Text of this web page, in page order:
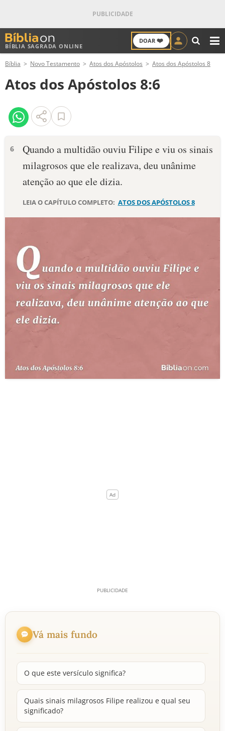
BÍBLIA SAGRADA ONLINE
DOAR ❤️
ANTIGO TESTAMENTO
NOVO TESTAMENTO
VERSÍCULOS
PALAVRA DO DIA
DEVOCIONAL DIÁRIO
10 MANDAMENTOS
ESTUDOS BÍBLICOS
TEMAS
TERMO BÍBLICO JOGOS
Bíblia Novo Testamento Atos dos Apóstolos Atos dos Apóstolos 8
Atos dos Apóstolos 8:6
6
Quando a multidão ouviu Filipe e viu os sinais
milagrosos que ele realizava, deu unânime
atenção ao que ele dizia.
LEIA O CAPÍTULO COMPLETO: ATOS DOS APÓSTOLOS 8
Vá mais fundo
O que este versículo significa?
Quais sinais milagrosos Filipe realizou e qual seu
significado?